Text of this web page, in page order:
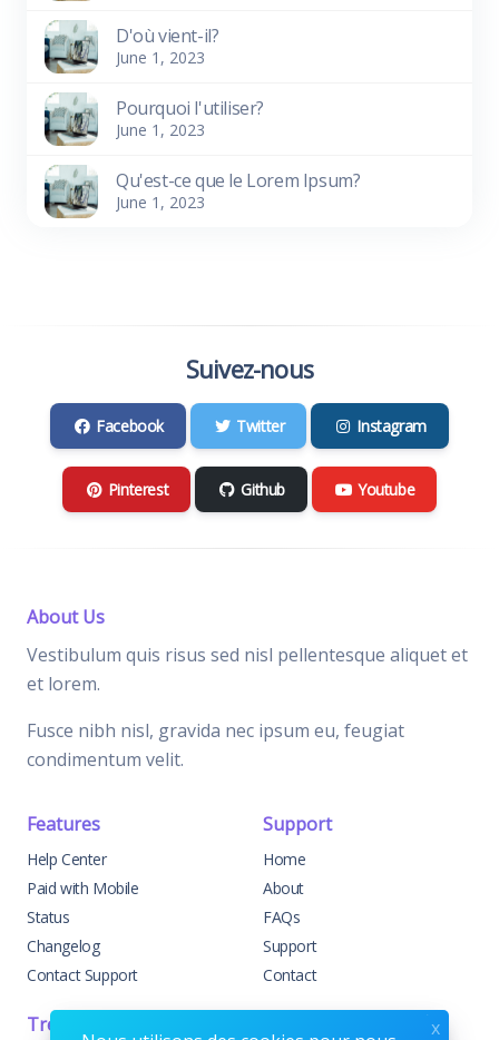
D'où vient-il?
June 1, 2023
Pourquoi l'utiliser?
June 1, 2023
Qu'est-ce que le Lorem Ipsum?
June 1, 2023
Suivez-nous
Facebook Twitter Instagram
Pinterest Github Youtube
About Us
Vestibulum quis risus sed nisl pellentesque aliquet et
et lorem.
Fusce nibh nisl, gravida nec ipsum eu, feugiat
condimentum velit.
Features
Help Center
Paid with Mobile
Status
Changelog
Contact Support
Support
Home
About
FAQs
Support
Contact
Trending x